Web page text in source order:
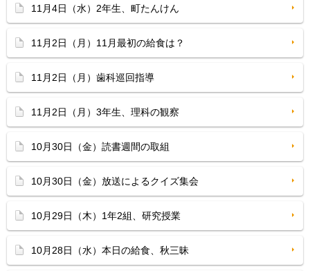
11月4日（水）2年生、町たんけん
11月2日（月）11月最初の給食は？
11月2日（月）歯科巡回指導
11月2日（月）3年生、理科の観察
10月30日（金）読書週間の取組
10月30日（金）放送によるクイズ集会
10月29日（木）1年2組、研究授業
10月28日（水）本日の給食、秋三昧